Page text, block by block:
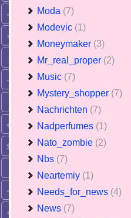
Moda (7)
Modevic (1)
Moneymaker (3)
Mr_real_proper (2)
Music (7)
Mystery_shopper (7)
Nachrichten (7)
Nadperfumes (1)
Nato_zombie (2)
Nbs (7)
Neartemiy (1)
Needs_for_news (4)
News (7)